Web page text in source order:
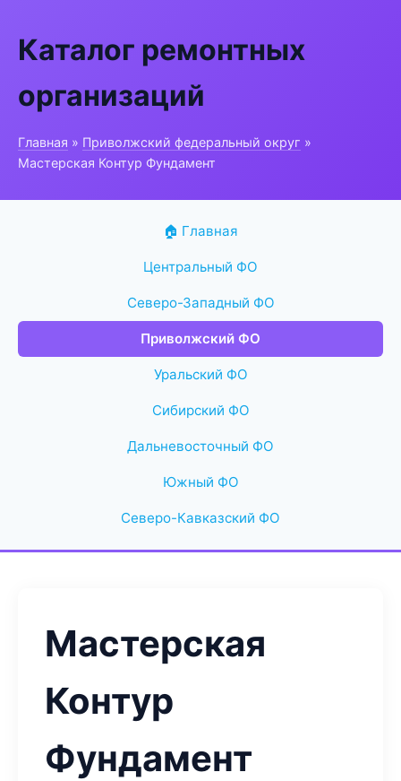
Каталог ремонтных
организаций
Главная » Приволжский федеральный округ »
Мастерская Контур Фундамент
🏠 Главная
Центральный ФО
Северо-Западный ФО
Приволжский ФО
Уральский ФО
Сибирский ФО
Дальневосточный ФО
Южный ФО
Северо-Кавказский ФО
Мастерская
Контур
Фундамент